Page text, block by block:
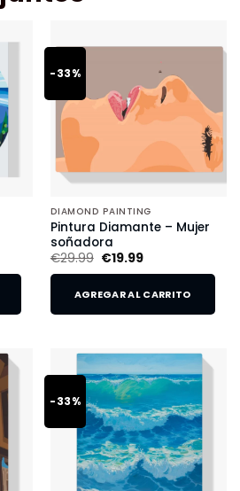
-33%
DIAMOND PAINTING
Pintura Diamante – Mujer
soñadora
€29.99 €19.99
AGREGAR AL CARRITO
-33%